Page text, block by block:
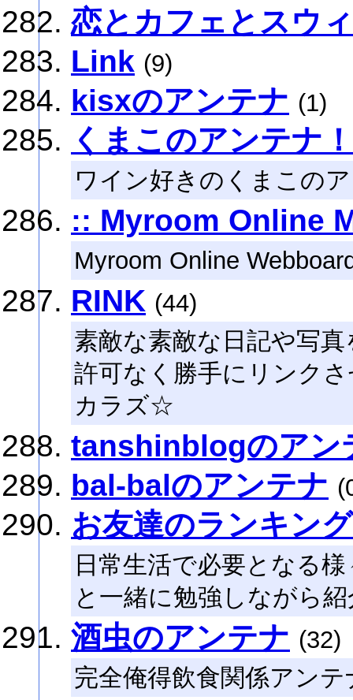
恋とカフェとスウ
Link (9)
kisxのアンテナ (1)
くまこのアンテナ！
ワイン好きのくまこの
:: Myroom Online
Myroom Online
RINK (44)
素敵な素敵な日記や写
許可なく勝手にリンク
カラズ☆
tanshinblogのアン
bal-balのアンテナ
お友達のランキン
日常生活で必要となる
と一緒に勉強しながら
酒虫のアンテナ (32)
完全俺得飲食関係アンテ